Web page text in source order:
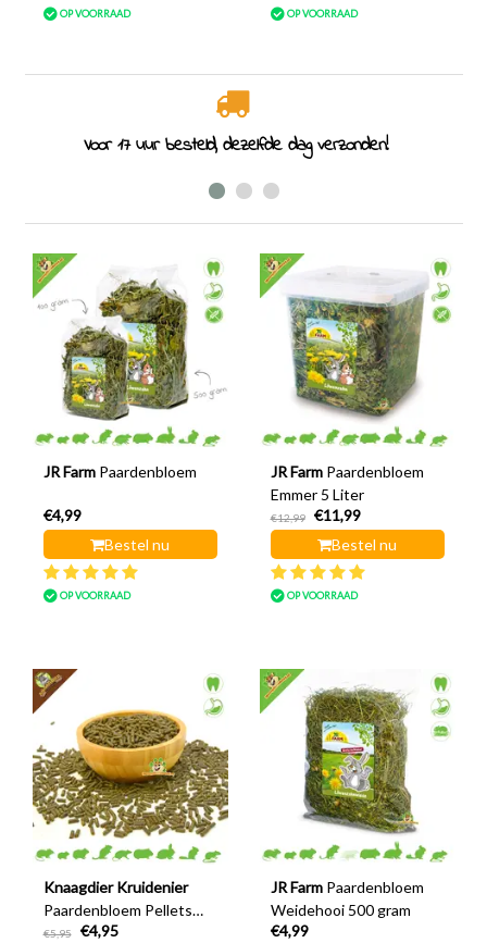
OP VOORRAAD OP VOORRAAD
Voor 17 uur besteld, dezelfde dag verzonden!
JR Farm Paardenbloem
€4,99
Bestel nu
OP VOORRAAD
JR Farm Paardenbloem
Emmer 5 Liter
€12,99
€11,99
Bestel nu
OP VOORRAAD
Knaagdier Kruidenier
Paardenbloem Pellets
200 gram
€5,95
€4,95
JR Farm Paardenbloem
Weidehooi 500 gram
€4,99